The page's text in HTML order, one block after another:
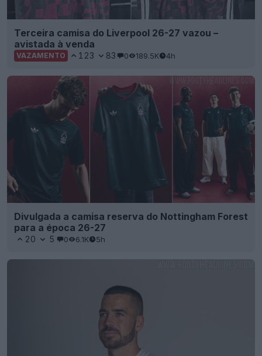
Terceira camisa do Liverpool 26-27 vazou –
avistada à venda
VAZAMENTO 123 83 0 189.5K 4h
Divulgada a camisa reserva do Nottingham Forest
para a época 26-27
20 5 0 6.1K 5h